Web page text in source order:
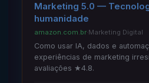
Marketing 5.0 —
humanidade
amazon.com.br·Marketing Digital
Como usar IA, dados e
experiências de marketing
avaliações ★4.8.